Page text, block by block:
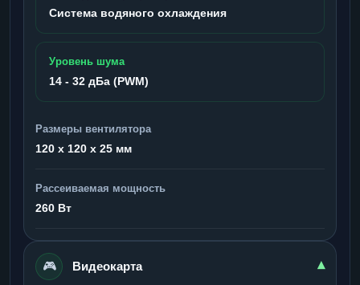
Система водяного охлаждения
Уровень шума
14 - 32 дБа (PWM)
Размеры вентилятора
120 x 120 x 25 мм
Рассеиваемая мощность
260 Вт
🎮 Видеокарта ▾